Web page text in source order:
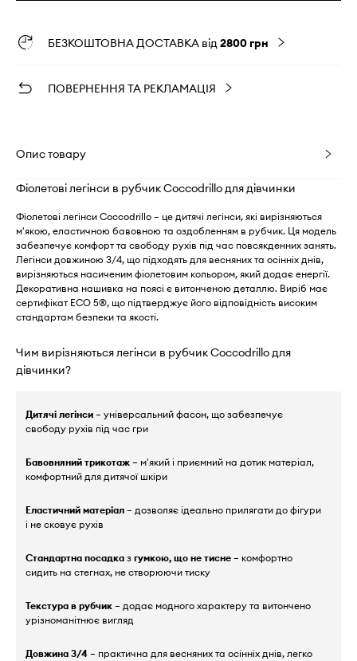
БЕЗКОШТОВНА ДОСТАВКА від2800 грн
ПОВЕРНЕННЯ ТА РЕКЛАМАЦІЯ
Опис товару
Фіолетові легінси в рубчик Coccodrillo для дівчинки
Фіолетові легінси Coccodrillo – це дитячі легінси, які вирізняються
м'якою, еластичною бавовною та оздобленням в рубчик. Ця модель
забезпечує комфорт та свободу рухів під час повсякденних занять.
Легінси довжиною 3/4, що підходять для весняних та осінніх днів,
вирізняються насиченим фіолетовим кольором, який додає енергії.
Декоративна нашивка на поясі є витонченою деталлю. Виріб має
сертифікат ECO 5®, що підтверджує його відповідність високим
стандартам безпеки та якості.
Чим вирізняються легінси в рубчик Coccodrillo для
дівчинки?
Дитячі легінси – універсальний фасон, що забезпечує
свободу рухів під час гри
Бавовняний трикотаж – м'який і приємний на дотик матеріал,
комфортний для дитячої шкіри
Еластичний матеріал – дозволяє ідеально прилягати до фігури
і не сковує рухів
Стандартна посадка з гумкою, що не тисне – комфортно
сидить на стегнах, не створюючи тиску
Текстура в рубчик – додає модного характеру та витончено
урізноманітнює вигляд
Довжина 3/4 – практична для весняних та осінніх днів, легко